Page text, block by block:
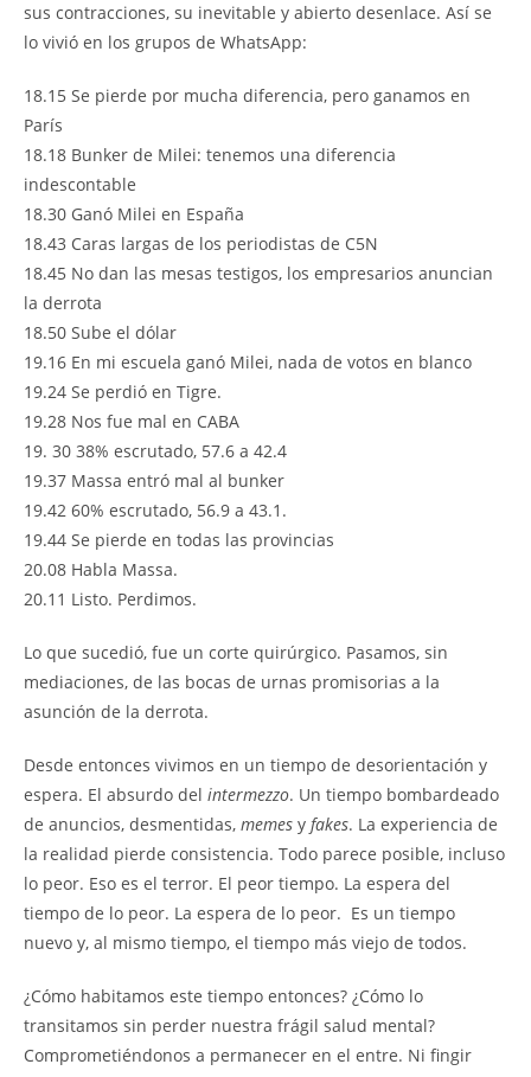
sus contracciones, su inevitable y abierto desenlace. Así se
lo vivió en los grupos de WhatsApp:
18.15 Se pierde por mucha diferencia, pero ganamos en
París
18.18 Bunker de Milei: tenemos una diferencia
indescontable
18.30 Ganó Milei en España
18.43 Caras largas de los periodistas de C5N
18.45 No dan las mesas testigos, los empresarios anuncian
la derrota
18.50 Sube el dólar
19.16 En mi escuela ganó Milei, nada de votos en blanco
19.24 Se perdió en Tigre.
19.28 Nos fue mal en CABA
19. 30 38% escrutado, 57.6 a 42.4
19.37 Massa entró mal al bunker
19.42 60% escrutado, 56.9 a 43.1.
19.44 Se pierde en todas las provincias
20.08 Habla Massa.
20.11 Listo. Perdimos.
Lo que sucedió, fue un corte quirúrgico. Pasamos, sin
mediaciones, de las bocas de urnas promisorias a la
asunción de la derrota.
Desde entonces vivimos en un tiempo de desorientación y
espera. El absurdo del intermezzo. Un tiempo bombardeado
de anuncios, desmentidas, memes y fakes. La experiencia de
la realidad pierde consistencia. Todo parece posible, incluso
lo peor. Eso es el terror. El peor tiempo. La espera del
tiempo de lo peor. La espera de lo peor. Es un tiempo
nuevo y, al mismo tiempo, el tiempo más viejo de todos.
¿Cómo habitamos este tiempo entonces? ¿Cómo lo
transitamos sin perder nuestra frágil salud mental?
Comprometiéndonos a permanecer en el entre. Ni fingir